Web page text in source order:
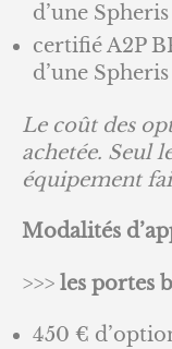
d’une Spheris
certifié A2P
d’une
Le coût des
achetée. Seul
équipement
Modalités
>>> les portes
450 €